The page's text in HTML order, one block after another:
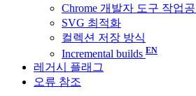
Chrome 개발자 도구 작업
SVG 최적화
컬렉션 저장 방식
Incremental builds
레거시 플래그
오류 참조